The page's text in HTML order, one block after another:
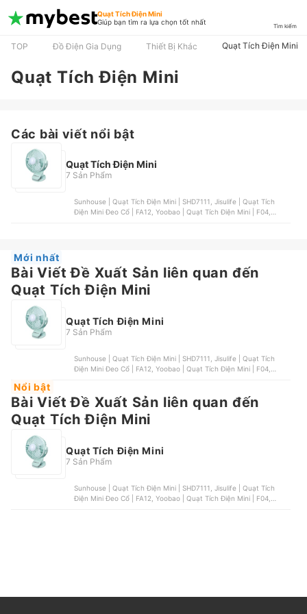
Quạt Tích Điện Mini
Giúp bạn tìm ra lựa chọn tốt nhất
Tìm kiếm
TOP Đồ Điện Gia Dụng Thiết Bị Khác Quạt Tích Điện Mini
Quạt Tích Điện Mini
Các bài viết nổi bật
Quạt Tích Điện Mini
7 Sản Phẩm
Sunhouse | Quạt Tích Điện Mini | SHD7111, Jisulife | Quạt Tích
Điện Mini Đeo Cổ | FA12, Yoobao | Quạt Tích Điện Mini | F04,
Mới nhất
Bài Viết Đề Xuất Sản liên quan đến
Quạt Tích Điện Mini
Quạt Tích Điện Mini
7 Sản Phẩm
Sunhouse | Quạt Tích Điện Mini | SHD7111, Jisulife | Quạt Tích
Điện Mini Đeo Cổ | FA12, Yoobao | Quạt Tích Điện Mini | F04,
Nổi bật
Bài Viết Đề Xuất Sản liên quan đến
Quạt Tích Điện Mini
Quạt Tích Điện Mini
7 Sản Phẩm
Sunhouse | Quạt Tích Điện Mini | SHD7111, Jisulife | Quạt Tích
Điện Mini Đeo Cổ | FA12, Yoobao | Quạt Tích Điện Mini | F04,